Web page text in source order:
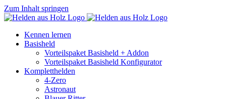
Zum Inhalt springen
Kennen lernen
Basisheld
Vorteilspaket Basisheld + Addon
Vorteilspaket Basisheld Konfigurator
Kompletthelden
4-Zero
Astronaut